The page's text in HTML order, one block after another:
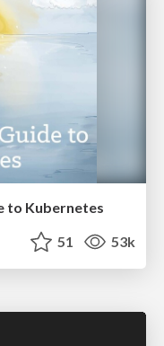
to Kubernetes
51 53k